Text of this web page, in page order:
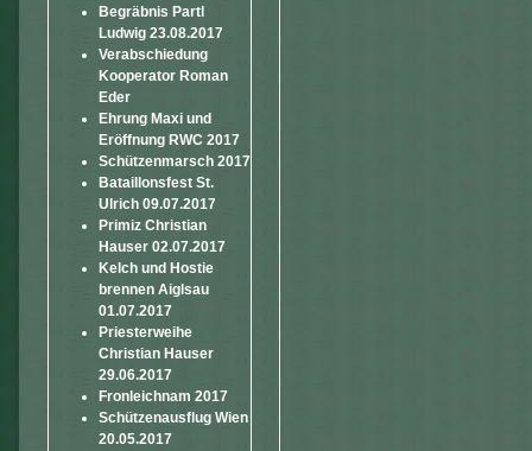
Begräbnis Partl
Ludwig 23.08.2017
Verabschiedung
Kooperator Roman
Eder
Ehrung Maxi und
Eröffnung RWC 2017
Schützenmarsch 2017
Bataillonsfest St.
Ulrich 09.07.2017
Primiz Christian
Hauser 02.07.2017
Kelch und Hostie
brennen Aiglsau
01.07.2017
Priesterweihe
Christian Hauser
29.06.2017
Fronleichnam 2017
Schützenausflug Wien
20.05.2017